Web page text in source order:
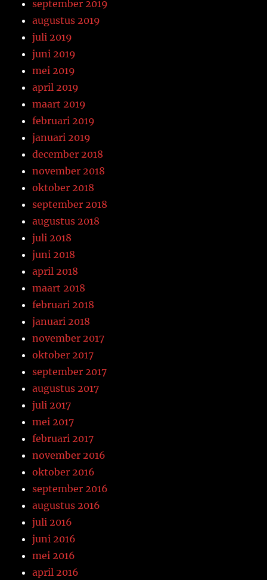
september 2019
augustus 2019
juli 2019
juni 2019
mei 2019
april 2019
maart 2019
februari 2019
januari 2019
december 2018
november 2018
oktober 2018
september 2018
augustus 2018
juli 2018
juni 2018
april 2018
maart 2018
februari 2018
januari 2018
november 2017
oktober 2017
september 2017
augustus 2017
juli 2017
mei 2017
februari 2017
november 2016
oktober 2016
september 2016
augustus 2016
juli 2016
juni 2016
mei 2016
april 2016